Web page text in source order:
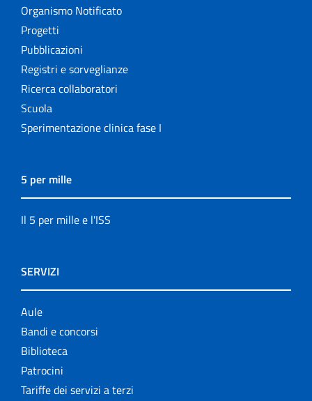
Organismo Notificato
Progetti
Pubblicazioni
Registri e sorveglianze
Ricerca collaboratori
Scuola
Sperimentazione clinica fase I
5 per mille
Il 5 per mille e l'ISS
SERVIZI
Aule
Bandi e concorsi
Biblioteca
Patrocini
Tariffe dei servizi a terzi